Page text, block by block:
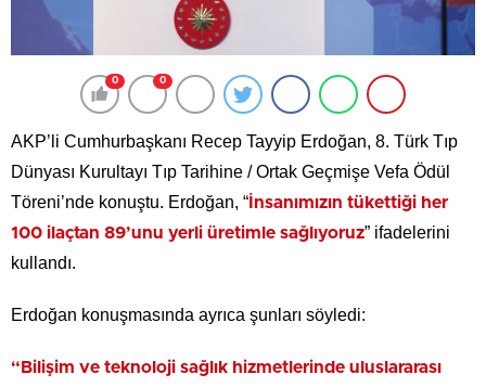
0 0
AKP’li Cumhurbaşkanı Recep Tayyip Erdoğan, 8. Türk Tıp
Dünyası Kurultayı Tıp Tarihine / Ortak Geçmişe Vefa Ödül
Töreni’nde konuştu. Erdoğan, “ İnsanımızın tükettiği her
100 ilaçtan 89’unu yerli üretimle sağlıyoruz” ifadelerini
kullandı.
Erdoğan konuşmasında ayrıca şunları söyledi:
“Bilişim ve teknoloji sağlık hizmetlerinde uluslararası